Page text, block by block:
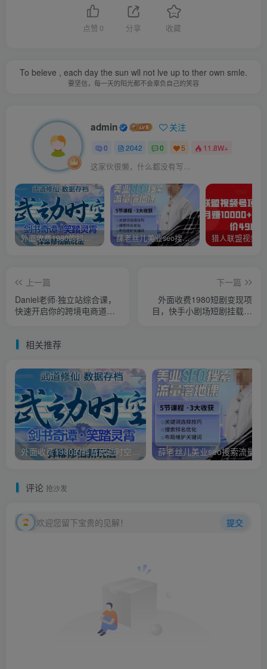
点赞 0 分享 收藏
To beleve , each day the sun wll not lve up to ther own smle.
要坚信，每一天的阳光都不会辜负自己的笑容
admin 关注
0 2042 0 5 11.8W+
这家伙很懒，什么都没有写...
外面收费1980的抖音武动时空直播项目，无需真人出镜，实时互动直播【软件+详细教程】 薛老丝儿美业seo搜索流量落地课，一周暴涨20w粉丝，全干货讲解
上一篇
Daniel老师·独立站综合课，
快速开启你的跨境电商道路-
下一篇
外面收费1980短剧变现项
目，快手小剧场短剧挂载变
相关推荐
评论 抢沙发
欢迎您留下宝贵的见解！ 提交